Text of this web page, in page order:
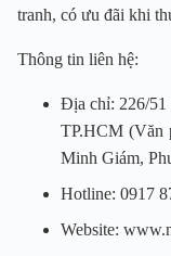
tranh, có ưu đãi khi
Thông tin liên hệ:
Địa chỉ: 226/
TP.HCM (Văn
Minh Giám,
Hotline: 0917
Website: